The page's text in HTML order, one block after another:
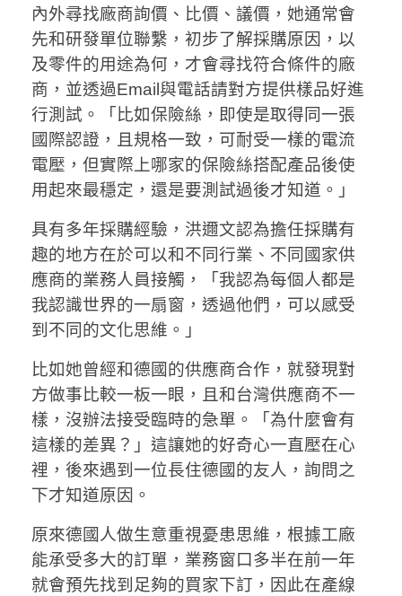
內外尋找廠商詢價、比價、議價，她通常會
先和研發單位聯繫，初步了解採購原因，以
及零件的用途為何，才會尋找符合條件的廠
商，並透過Email與電話請對方提供樣品好進
行測試。「比如保險絲，即使是取得同一張
國際認證，且規格一致，可耐受一樣的電流
電壓，但實際上哪家的保險絲搭配產品後使
用起來最穩定，還是要測試過後才知道。」
具有多年採購經驗，洪邇文認為擔任採購有
趣的地方在於可以和不同行業、不同國家供
應商的業務人員接觸，「我認為每個人都是
我認識世界的一扇窗，透過他們，可以感受
到不同的文化思維。」
比如她曾經和德國的供應商合作，就發現對
方做事比較一板一眼，且和台灣供應商不一
樣，沒辦法接受臨時的急單。「為什麼會有
這樣的差異？」這讓她的好奇心一直壓在心
裡，後來遇到一位長住德國的友人，詢問之
下才知道原因。
原來德國人做生意重視憂患思維，根據工廠
能承受多大的訂單，業務窗口多半在前一年
就會預先找到足夠的買家下訂，因此在產線